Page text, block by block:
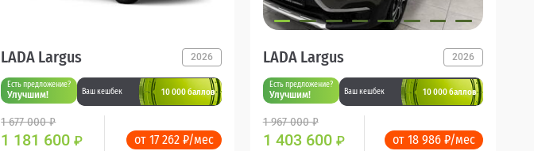
LADA Largus 2026
Есть предложение?
Улучшим! Ваш кешбек 10 000 баллов
1 677 000 ₽
1 181 600₽ от 17 262 ₽/мес
LADA Largus 2026
Есть предложение?
Улучшим! Ваш кешбек 10 000 баллов
1 967 000 ₽
1 403 600 ₽ от 18 986 ₽/мес